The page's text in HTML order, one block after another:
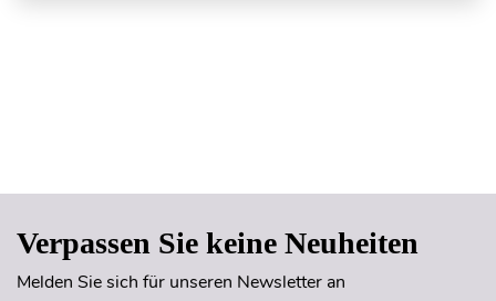
Verpassen Sie keine Neuheiten
Melden Sie sich für unseren Newsletter an